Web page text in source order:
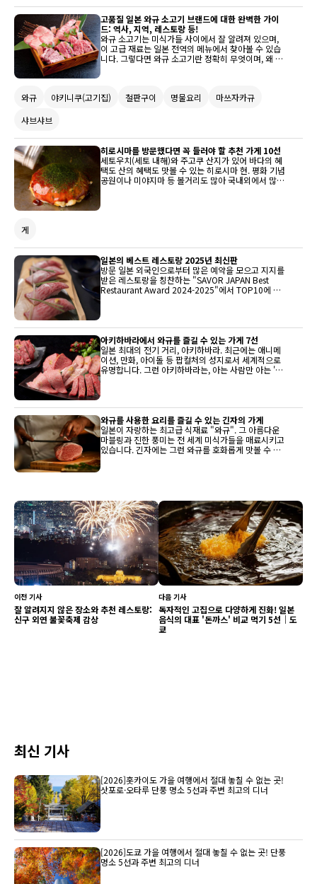
고품질 일본 와규 소고기 브랜드에 대한 완벽한 가이
드: 역사, 지역, 레스토랑 등!
와규 소고기는 미식가들 사이에서 잘 알려져 있으며,
이 고급 재료는 일본 전역의 메뉴에서 찾아볼 수 있습
니다. 그렇다면 와규 소고기란 정확히 무엇이며, 왜 그
맛있는 와규 소고기를 시도해 볼 수 있는 최고의 장소
와규 야키니쿠(고기집) 철판구이 명물요리
마쓰자카규
샤브샤브
히로시마를 방문했다면 꼭 들러야 할 추천 가게 10선
세토우치(세토 내해)와 주고쿠 산지가 있어 바다의 혜
택도 산의 혜택도 맛볼 수 있는 히로시마 현. 평화 기념
공원이나 미야지마 등 볼거리도 많아 국내외에서 많은
게
일본의 베스트 레스토랑 2025년 최신판
방문 일본 외국인으로부터 많은 예약을 모으고 지지를
받은 레스토랑을 칭찬하는 "SAVOR JAPAN Best
Restaurant Award 2024-2025"에서 TOP10에 선
하는 것을 추천합니다.
아키하바라에서 와규를 즐길 수 있는 가게 7선
일본 최대의 전기 거리, 아키하바라. 최근에는 애니메
이션, 만화, 아이돌 등 팝컬처의 성지로서 세계적으로
유명합니다. 그런 아키하바라는, 아는 사람만 아는 '와
와규를 사용한 요리를 즐길 수 있는 긴자의 가게
일본이 자랑하는 최고급 식재료 "와규". 그 아름다운
마블링과 진한 풍미는 전 세계 미식가들을 매료시키고
있습니다. 긴자에는 그런 와규를 호화롭게 맛볼 수 있
이전 기사
잘 알려지지 않은 장소와 추천 레스토랑:
신구 외연 불꽃축제 감상
다음 기사
독자적인 고집으로 다양하게 진화! 일본
음식의 대표 '돈까스' 비교 먹기 5선｜도
쿄
최신 기사
[2026]홋카이도 가을 여행에서 절대 놓칠 수 없는 곳!
삿포로·오타루 단풍 명소 5선과 주변 최고의 디너
[2026]도쿄 가을 여행에서 절대 놓칠 수 없는 곳! 단풍
명소 5선과 주변 최고의 디너